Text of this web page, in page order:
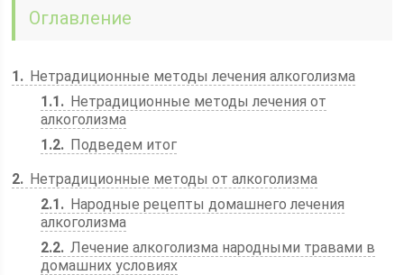
Оглавление
1
Нетрадиционные методы лечения алкоголизма
1.1
Нетрадиционные методы лечения от
алкоголизма
1.2
Подведем итог
2
Нетрадиционные методы от алкоголизма
2.1
Народные рецепты домашнего лечения
алкоголизма
2.2 Лечение алкоголизма народными травами в
домашних условиях